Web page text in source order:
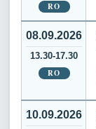
RO
08.09.2026
13.30-17.30
RO
10.09.2026